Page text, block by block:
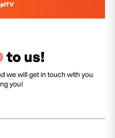
to us!
we will get in touch with you
you!